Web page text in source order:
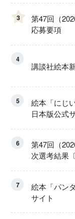
3
第47回（
応募要項
4
講談社絵本
5
絵本「にじ
日本版公式
6
第47回（
次選考結果
7
絵本「パン
サイト